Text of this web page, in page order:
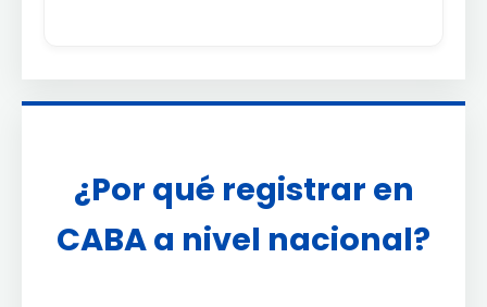
¿Por qué registrar en
CABA a nivel nacional?